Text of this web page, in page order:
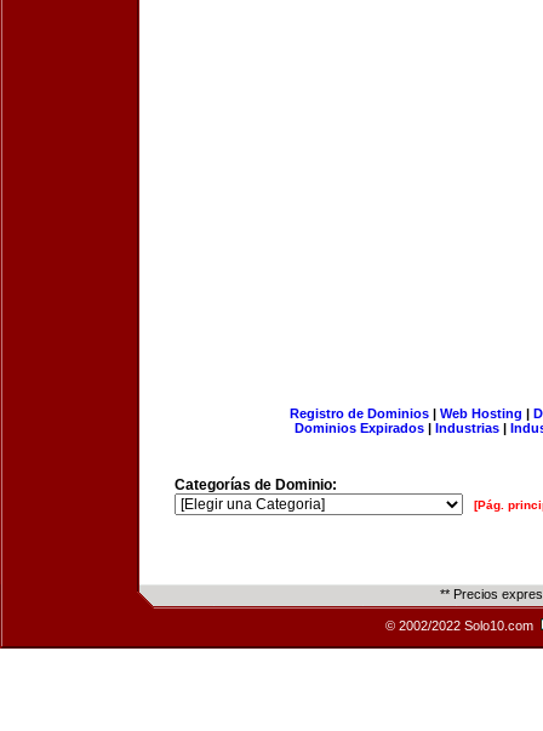
Registro de Dominios| Web Hosting |
Dominios Expirados | Industrias |
Categorías de Dominio:
[Pág.
** Precios
© 2002/2022 Solo10.com